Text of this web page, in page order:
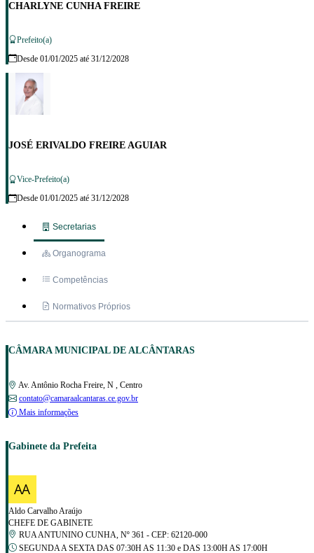
CHARLYNE CUNHA FREIRE
Prefeito(a)
Desde 01/01/2025 até 31/12/2028
JOSÉ ERIVALDO FREIRE AGUIAR
Vice-Prefeito(a)
Desde 01/01/2025 até 31/12/2028
Secretarias
Organograma
Competências
Normativos Próprios
CÂMARA MUNICIPAL DE ALCÂNTARAS
Av. Antônio Rocha Freire, N , Centro
contato@camaraalcantaras.ce.gov.br
Mais informações
Gabinete da Prefeita
Aldo Carvalho Araújo
CHEFE DE GABINETE
RUA ANTUNINO CUNHA, Nº 361 - CEP: 62120-000
SEGUNDA A SEXTA DAS 07:30H AS 11:30 e DAS 13:00H AS 17:00H